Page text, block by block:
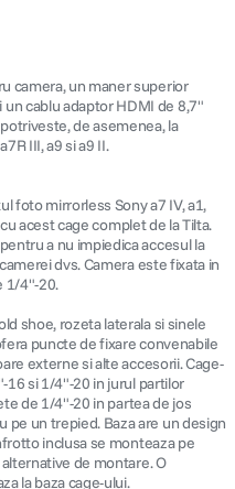
camera, un maner superior
cablu adaptor HDMI de 8,7"
de asemenea, la
III, a9 si a9 II.
foto mirrorless Sony a7 IV, a1,
cu acest cage complet de la Tilta.
a nu impiedica accesul la
dvs. Camera este fixata in
1/4"-20.
shoe, rozeta laterala si sinele
puncte de fixare convenabile
externe si alte accesorii. Cage-
si 1/4"-20 in jurul partilor
de 1/4"-20 in partea de jos
pe un trepied. Baza are un design
inclusa se monteaza pe
de montare. O
la baza cage-ului.